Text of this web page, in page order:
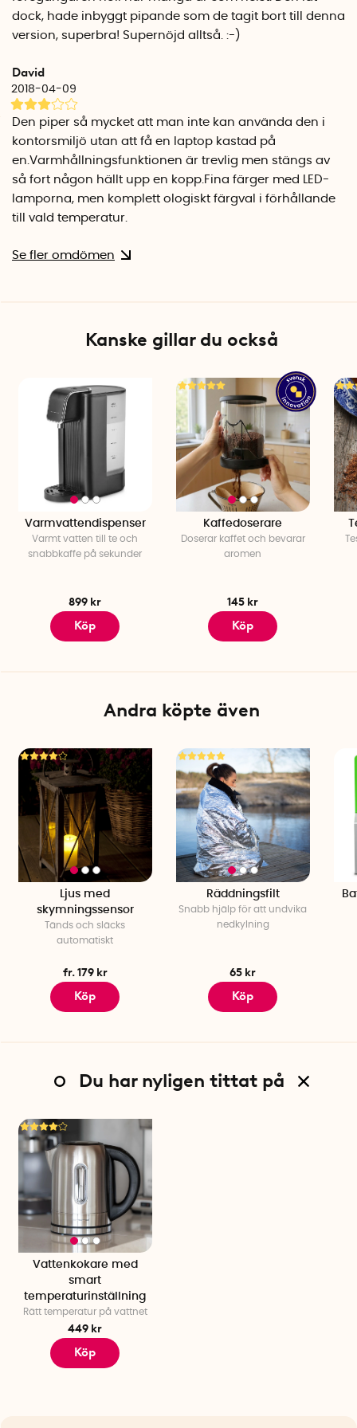
dock, hade inbyggt pipande som de tagit bort till denna
version, superbra! Supernöjd alltså. :-)
David
2018-04-09
Den piper så mycket att man inte kan använda den i
kontorsmiljö utan att få en laptop kastad på
en.Varmhållningsfunktionen är trevlig men stängs av
så fort någon hällt upp en kopp.Fina färger med LED-
lamporna, men komplett ologiskt färgval i förhållande
till vald temperatur.
Se fler omdömen
Kanske gillar du också
Varmvattendispenser
Varmt vatten till te och
snabbkaffe på sekunder
899 kr
Köp
Kaffedoserare
Doserar kaffet och bevarar
aromen
145 kr
Köp
Andra köpte även
Ljus med
skymningssensor
Tänds och släcks
automatiskt
fr. 179 kr
Köp
Räddningsfilt
Snabb hjälp för att undvika
nedkylning
65 kr
Köp
Du har nyligen tittat på
Vattenkokare med
smart
temperaturinställning
Rätt temperatur på vattnet
449 kr
Köp